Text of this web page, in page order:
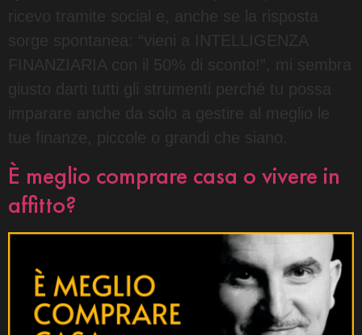
ricevo tramite social e, anche se la risposta
sorge spontanea: “vieni a INTELLIGENZA
FINANZIARIA con il 50% di sconto!”, mi sembra
giusto darti tutti gli strumenti perché tu possa
imparare anche da solo a gestire al meglio le
tue finanze, piccole o grandi che siano.
È meglio comprare casa o vivere in
affitto?